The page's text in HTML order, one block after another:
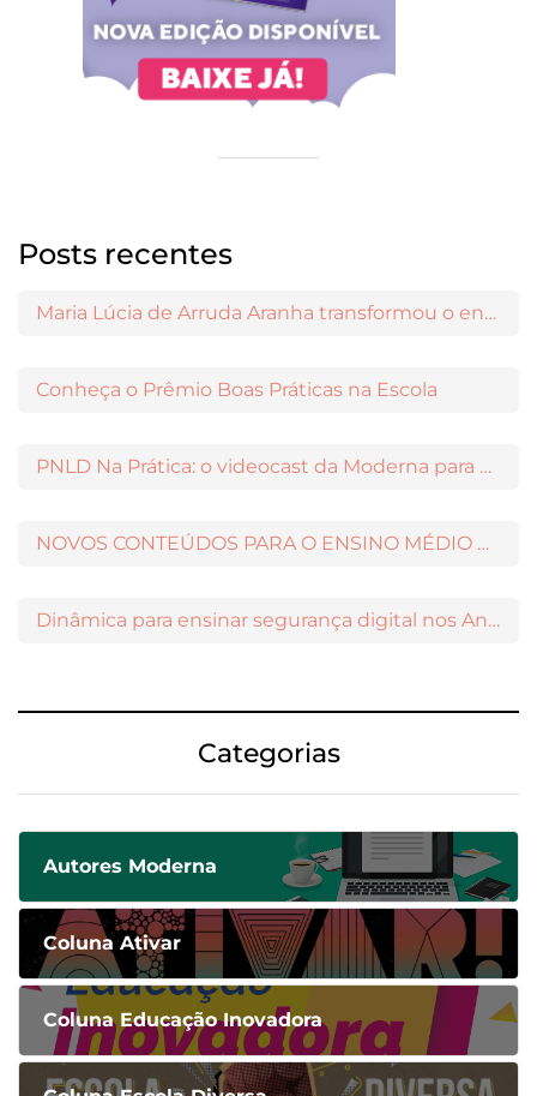
Posts recentes
Maria Lúcia de Arruda Aranha transformou o ensino de Filosofia no Brasil
Conheça o Prêmio Boas Práticas na Escola
PNLD Na Prática: o videocast da Moderna para apoiar a escolha das obras aprovadas
NOVOS CONTEÚDOS PARA O ENSINO MÉDIO DISPONÍVEIS NO MODERNAMIGOS
Dinâmica para ensinar segurança digital nos Anos Iniciais
Categorias
Autores Moderna
Coluna Ativar
Coluna Educação Inovadora